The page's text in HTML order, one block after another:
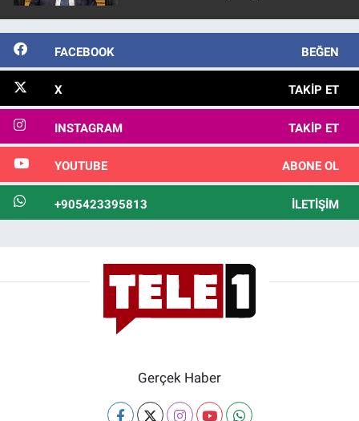
FACEBOOK BEĞEN
X TAKIP ET
INSTAGRAM TAKIP ET
YOUTUBE ABONE OL
+905423395813 İLETIŞIM
Gerçek Haber